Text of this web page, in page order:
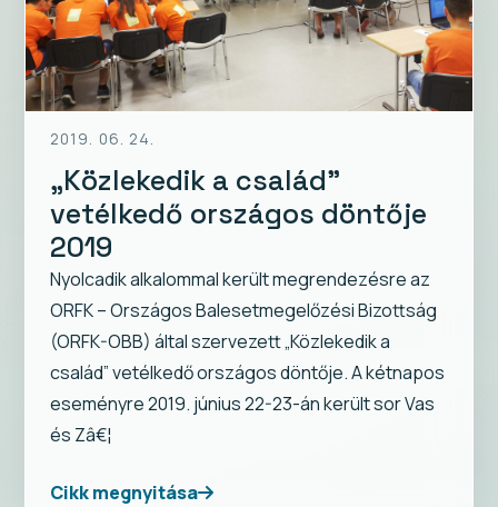
2019. 06. 24.
„Közlekedik a család”
vetélkedő országos döntője
2019
Nyolcadik alkalommal került megrendezésre az
ORFK – Országos Balesetmegelőzési Bizottság
(ORFK-OBB) által szervezett „Közlekedik a
család” vetélkedő országos döntője. A kétnapos
eseményre 2019. június 22-23-án került sor Vas
és Zâ€¦
Cikk megnyitása